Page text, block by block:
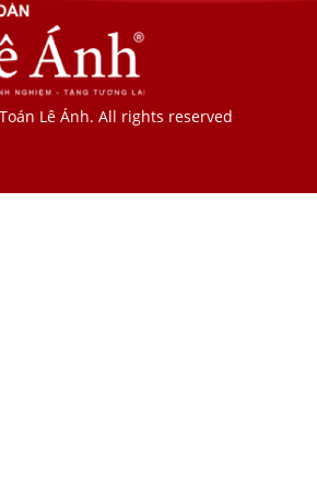
Lê Ánh. All rights reserved